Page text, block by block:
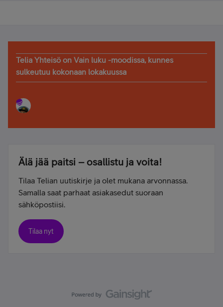
Telia Yhteisö on Vain luku -moodissa, kunnes
sulkeutuu kokonaan lokakuussa
Älä jää paitsi – osallistu ja voita!
Tilaa Telian uutiskirje ja olet mukana arvonnassa.
Samalla saat parhaat asiakasedut suoraan
sähköpostiisi.
Tilaa nyt